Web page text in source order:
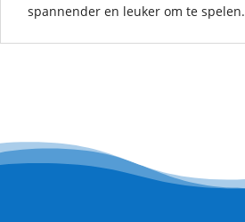
spannender en leuker om te spelen.